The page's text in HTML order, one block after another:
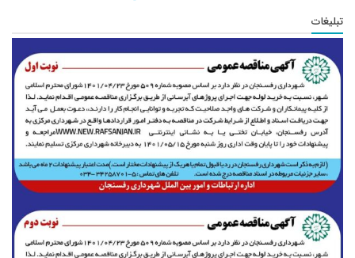
تبلیغات